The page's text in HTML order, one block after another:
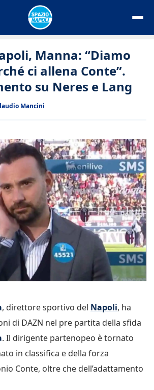
Manna: “Diamo
ci allena Conte”.
su Neres e Lang
Mancini
, direttore sportivo del Napoli, ha
di DAZN nel pre partita della sfida
. Il dirigente partenopeo è tornato
in classifica e della forza
Conte, oltre che dell’adattamento